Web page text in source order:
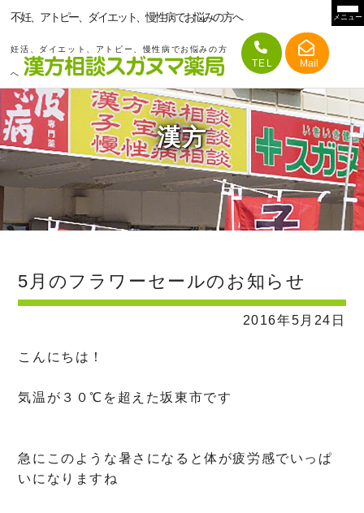
不妊、アトピー、ダイエット、慢性病でお悩みの方へ
妊活、ダイエット、アトピー、慢性病でお悩みの方
へ
メニュー
漢方
5月のフラワーセールのお知らせ
2016年5月24日
こんにちは！
気温が３０℃を超えた坂東市です
急にこのような暑さになると体が疲労感でいっぱ
いになりますね